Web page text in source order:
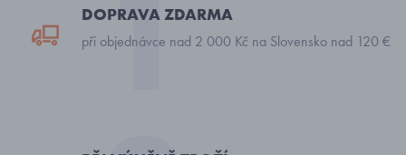
DOPRAVA ZDARMA
při objednávce nad 2 000 Kč na Slovensko nad 120 €